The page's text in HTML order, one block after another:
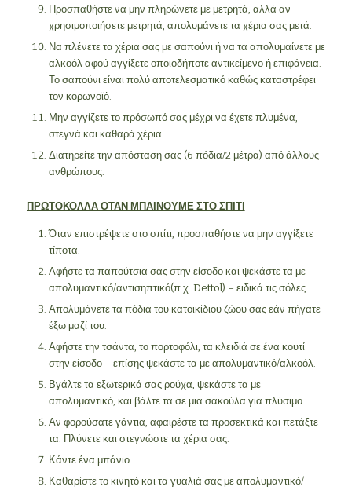
Προσπαθήστε να μην πληρώνετε με μετρητά, αλλά αν
χρησιμοποιήσετε μετρητά, απολυμάνετε τα χέρια σας μετά.
Να πλένετε τα χέρια σας με σαπούνι ή να τα απολυμαίνετε με
αλκοόλ αφού αγγίξετε οποιοδήποτε αντικείμενο ἠ επιφάνεια.
Το σαπούνι είναι πολύ αποτελεσματικό καθώς καταστρέφει
τον κορωνοϊὀ.
Μην αγγίζετε το πρόσωπό σας μέχρι να έχετε πλυμένα,
στεγνά και καθαρά χέρια.
Διατηρείτε την απόσταση σας (6 πόδια/2 μέτρα) από άλλους
ανθρώπους.
ΠΡΩΤΟΚΟΛΛΑ ΟΤΑΝ ΜΠΑΙΝΟΥΜΕ ΣΤΟ ΣΠΙΤΙ
Όταν επιστρέψετε στο σπίτι, προσπαθήστε να μην αγγίξετε
τίποτα.
Αφήστε τα παπούτσια σας στην είσοδο και ψεκάστε τα με
απολυμαντικό/αντισηπτικό(π.χ. Dettol) – ειδικά τις σόλες.
Απολυμάνετε τα πόδια του κατοικίδιου ζώου σας εάν πήγατε
έξω μαζί του.
Αφήστε την τσάντα, το πορτοφόλι, τα κλειδιά σε ένα κουτί
στην είσοδο – επίσης ψεκάστε τα με απολυμαντικό/αλκοόλ.
Βγάλτε τα εξωτερικά σας ρούχα, ψεκάστε τα με
απολυμαντικό, και βάλτε τα σε μια σακούλα για πλύσιμο.
Αν φορούσατε γάντια, αφαιρέστε τα προσεκτικά και πετάξτε
τα. Πλύνετε και στεγνώστε τα χέρια σας.
Κάντε ένα μπάνιο.
Καθαρίστε το κινητό και τα γυαλιά σας με απολυμαντικό/